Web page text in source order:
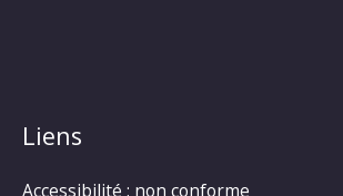
Liens
Accessibilité : non conforme